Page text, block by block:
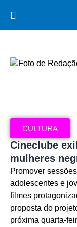
CULTURA
Cineclube
mulheres
Promover
adolescentes e
filmes
proposta do
próxima quarta-